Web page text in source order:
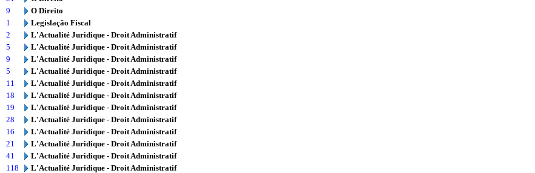
9
O Direito
1
Legislação Fiscal
2
L'Actualité Juridique - Droit Administratif
5
L'Actualité Juridique - Droit Administratif
9
L'Actualité Juridique - Droit Administratif
5
L'Actualité Juridique - Droit Administratif
11
L'Actualité Juridique - Droit Administratif
18
L'Actualité Juridique - Droit Administratif
19
L'Actualité Juridique - Droit Administratif
28
L'Actualité Juridique - Droit Administratif
16
L'Actualité Juridique - Droit Administratif
21
L'Actualité Juridique - Droit Administratif
41
L'Actualité Juridique - Droit Administratif
118
L'Actualité Juridique - Droit Administratif